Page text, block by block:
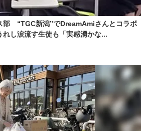
部 “TGC新潟”でDreamAmiさんとコラボ
し涙流す生徒も「実感湧かな...